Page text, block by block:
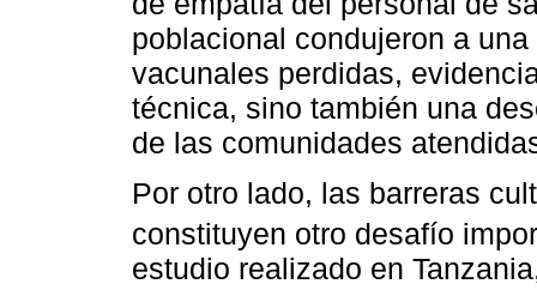
poblacional condujeron a
vacunales perdidas,
técnica, sino también una
de las comunidades
Por otro lado, las barreras
constituyen otro desafío
estudio realizado en